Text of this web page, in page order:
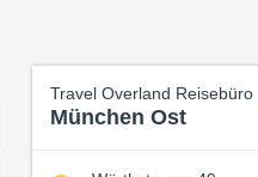
Travel Overland Reisebüro
München Ost